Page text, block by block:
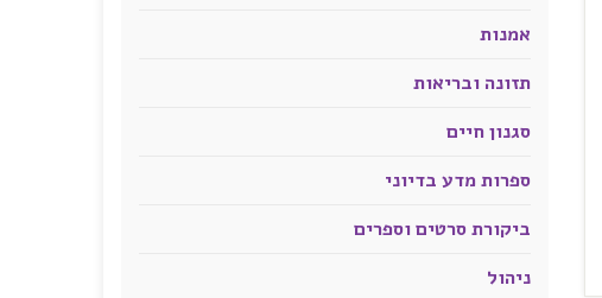
אמנות
תזונה ובריאות
סגנון חיים
ספרות מדע בדיוני
ביקורת סרטים וספרים
ניהול